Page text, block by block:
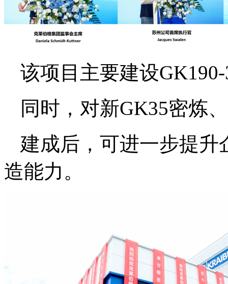
该项目主要建设
同时，对新GK35密炼
建成后，可进一步提升
造能力。